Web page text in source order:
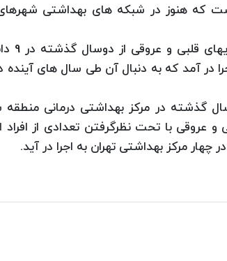
که هنوز در شبکه های بهداشتی
وی
در آمد که به دنبال آن طی سال های
گذشته در مرکز بهداشتی درمانی منطقه
و عروقی با تحت نظرگرفتن تعدادی از افراد
مرکز بهداشتی تهران به اجرا در آید.